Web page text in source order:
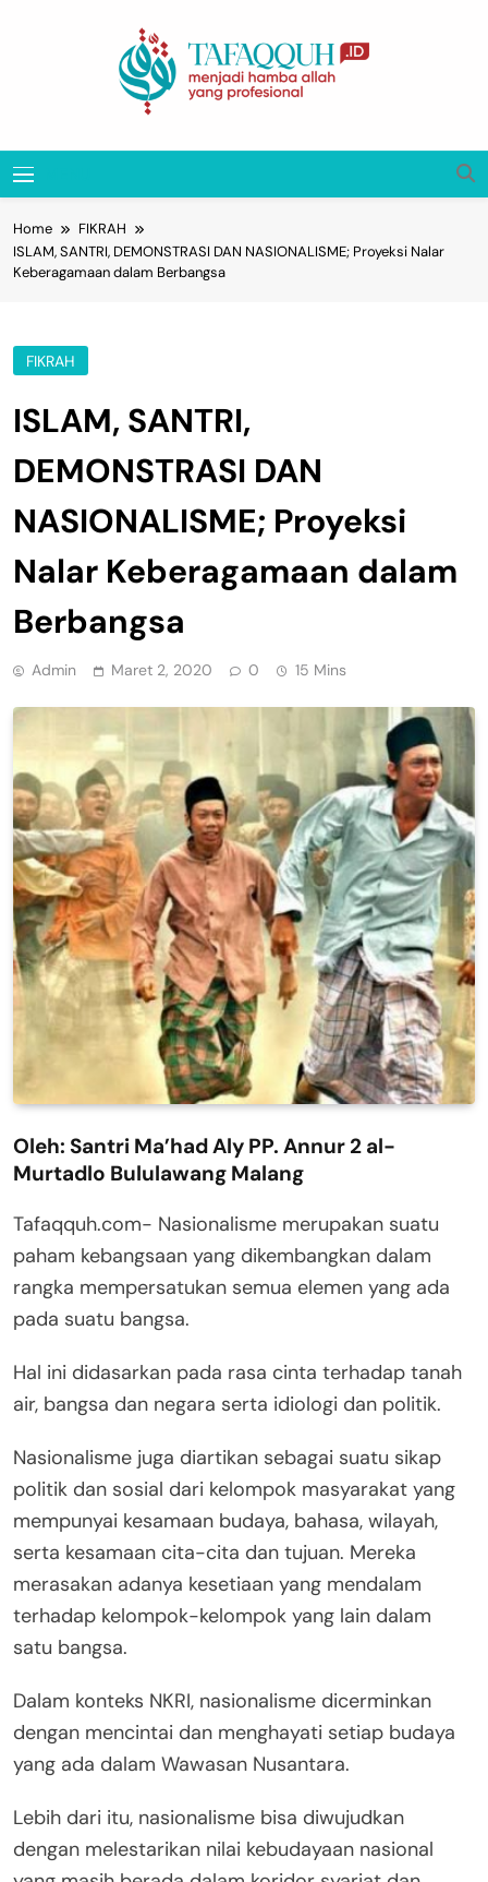
Tafaqquh.ID
Home
FIKRAH
ISLAM, SANTRI, DEMONSTRASI DAN NASIONALISME; Proyeksi Nalar
Keberagamaan dalam Berbangsa
FIKRAH
ISLAM, SANTRI,
DEMONSTRASI DAN
NASIONALISME; Proyeksi
Nalar Keberagamaan dalam
Berbangsa
Admin Maret 2, 2020 0 15 Mins
Oleh: Santri Ma’had Aly PP. Annur 2 al-
Murtadlo Bululawang Malang
Tafaqquh.com- Nasionalisme merupakan suatu
paham kebangsaan yang dikembangkan dalam
rangka mempersatukan semua elemen yang ada
pada suatu bangsa.
Hal ini didasarkan pada rasa cinta terhadap tanah
air, bangsa dan negara serta idiologi dan politik.
Nasionalisme juga diartikan sebagai suatu sikap
politik dan sosial dari kelompok masyarakat yang
mempunyai kesamaan budaya, bahasa, wilayah,
serta kesamaan cita-cita dan tujuan. Mereka
merasakan adanya kesetiaan yang mendalam
terhadap kelompok-kelompok yang lain dalam
satu bangsa.
Dalam konteks NKRI, nasionalisme dicerminkan
dengan mencintai dan menghayati setiap budaya
yang ada dalam Wawasan Nusantara.
Lebih dari itu, nasionalisme bisa diwujudkan
dengan melestarikan nilai kebudayaan nasional